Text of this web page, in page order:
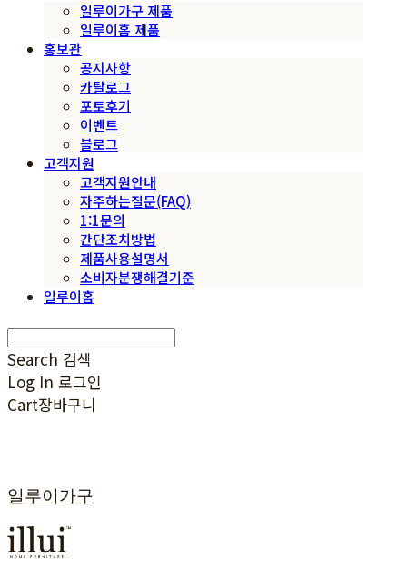
일루이가구 제품
일루이홈 제품
홍보관
공지사항
카탈로그
포토후기
이벤트
블로그
고객지원
고객지원안내
자주하는질문(FAQ)
1:1문의
간단조치방법
제품사용설명서
소비자분쟁해결기준
일루이홈
Search 검색
Log In 로그인
Cart장바구니
일루이가구